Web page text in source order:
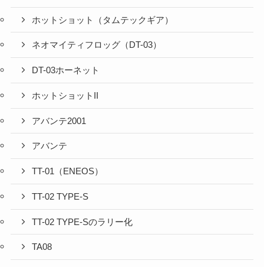
ホットショット（タムテックギア）
ネオマイティフロッグ（DT-03）
DT-03ホーネット
ホットショットII
アバンテ2001
アバンテ
TT-01（ENEOS）
TT-02 TYPE-S
TT-02 TYPE-Sのラリー化
TA08